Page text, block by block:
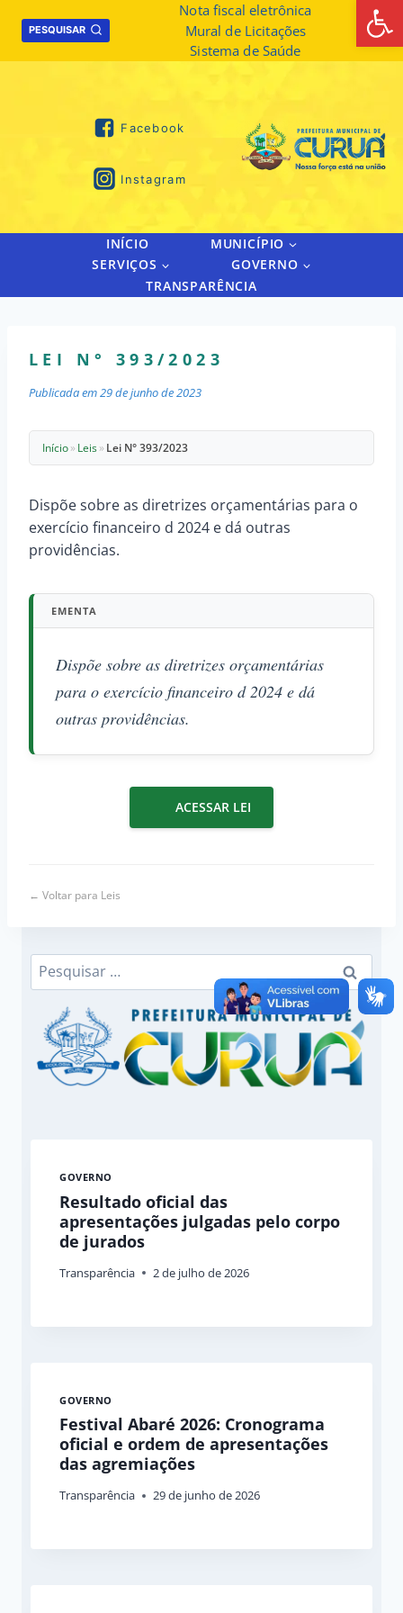
PESQUISAR
Nota fiscal eletrônica
Mural de Licitações
Sistema de Saúde
Facebook
Instagram
INÍCIO
MUNICÍPIO
SERVIÇOS
GOVERNO
TRANSPARÊNCIA
LEI N° 393/2023
Publicada em29 de junho de 2023
Início» Leis» Lei N° 393/2023
Dispõe sobre as diretrizes orçamentárias para o
exercício financeiro d 2024 e dá outras
providências.
EMENTA
Dispõe sobre as diretrizes orçamentárias
para o exercício financeiro d 2024 e dá
outras providências.
ACESSAR LEI
← Voltar para Leis
Pesquisar
por:
GOVERNO
Resultado oficial das
apresentações julgadas pelo corpo
de jurados
Transparência 2 de julho de 2026
GOVERNO
Festival Abaré 2026: Cronograma
oficial e ordem de apresentações
das agremiações
Transparência 29 de junho de 2026